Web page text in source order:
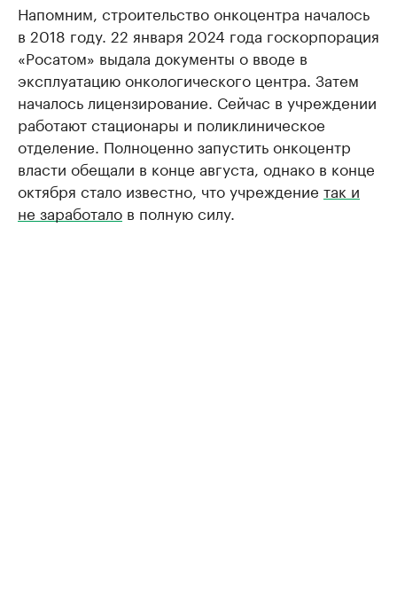
Напомним, строительство онкоцентра началось
в 2018 году. 22 января 2024 года госкорпорация
«Росатом» выдала документы о вводе в
эксплуатацию онкологического центра. Затем
началось лицензирование. Сейчас в учреждении
работают стационары и поликлиническое
отделение. Полноценно запустить онкоцентр
власти обещали в конце августа, однако в конце
октября стало известно, что учреждение так и
не заработало в полную силу.